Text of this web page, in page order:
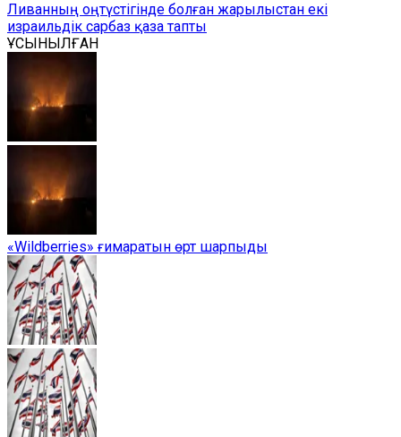
Ливанның оңтүстігінде болған жарылыстан екі
израильдік сарбаз қаза тапты
ҰСЫНЫЛҒАН
«Wildberries» ғимаратын өрт шарпыды